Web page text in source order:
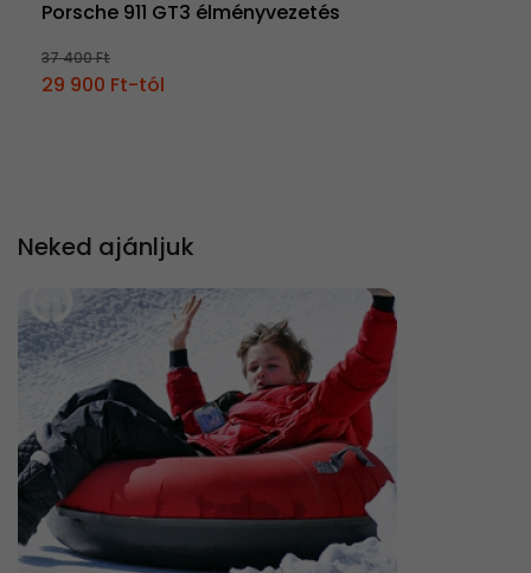
Porsche 911 GT3 élményvezetés
37 400 Ft
29 900 Ft-tól
Neked ajánljuk